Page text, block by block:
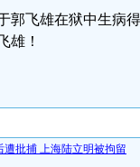
郭飞雄在狱中生病
雄！
批捕 上海陆立明被拘留